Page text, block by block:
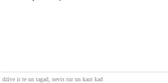
dzīve ir te un tagad, nevis tur un kaut kad